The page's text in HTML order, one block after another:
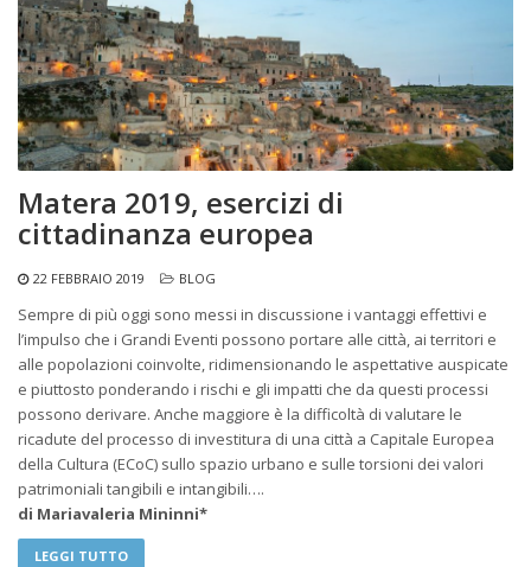
Matera 2019, esercizi di
cittadinanza europea
22 FEBBRAIO 2019 BLOG
Sempre di più oggi sono messi in discussione i vantaggi effettivi e
l’impulso che i Grandi Eventi possono portare alle città, ai territori e
alle popolazioni coinvolte, ridimensionando le aspettative auspicate
e piuttosto ponderando i rischi e gli impatti che da questi processi
possono derivare. Anche maggiore è la difficoltà di valutare le
ricadute del processo di investitura di una città a Capitale Europea
della Cultura (ECoC) sullo spazio urbano e sulle torsioni dei valori
patrimoniali tangibili e intangibili….
di Mariavaleria Mininni*
LEGGI TUTTO